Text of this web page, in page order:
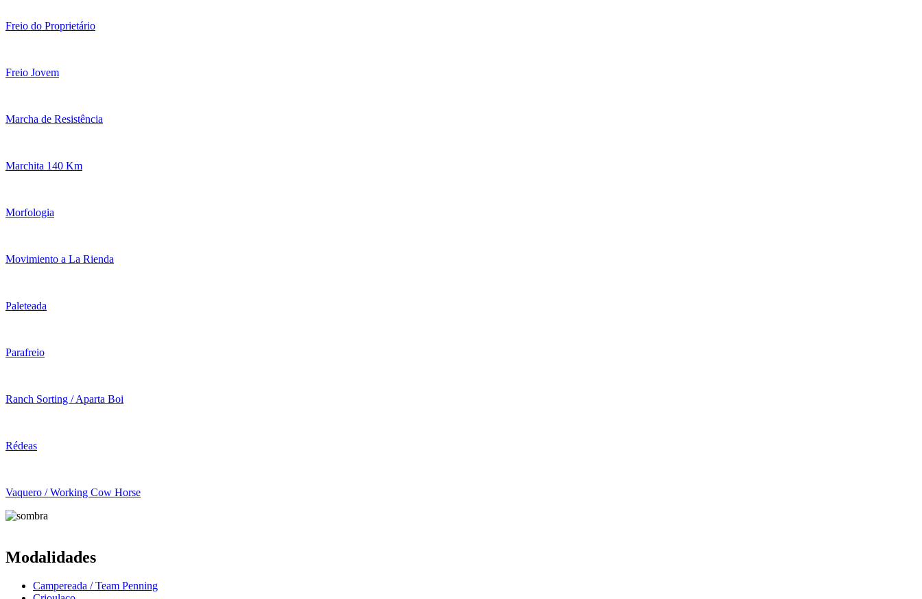
Freio do Proprietário
Freio Jovem
Marcha de Resistência
Marchita 140 Km
Morfologia
Movimiento a La Rienda
Paleteada
Parafreio
Ranch Sorting / Aparta Boi
Rédeas
Vaquero / Working Cow Horse
Modalidades
Campereada / Team Penning